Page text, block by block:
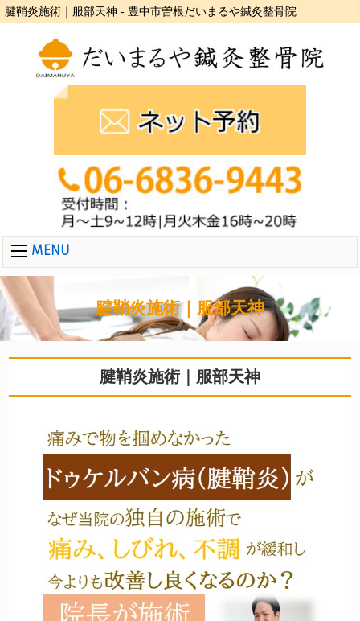
腱鞘炎施術｜服部天神 - 豊中市曽根だいまるや鍼灸整骨院
MENU
腱鞘炎施術｜服部天神
腱鞘炎施術｜服部天神